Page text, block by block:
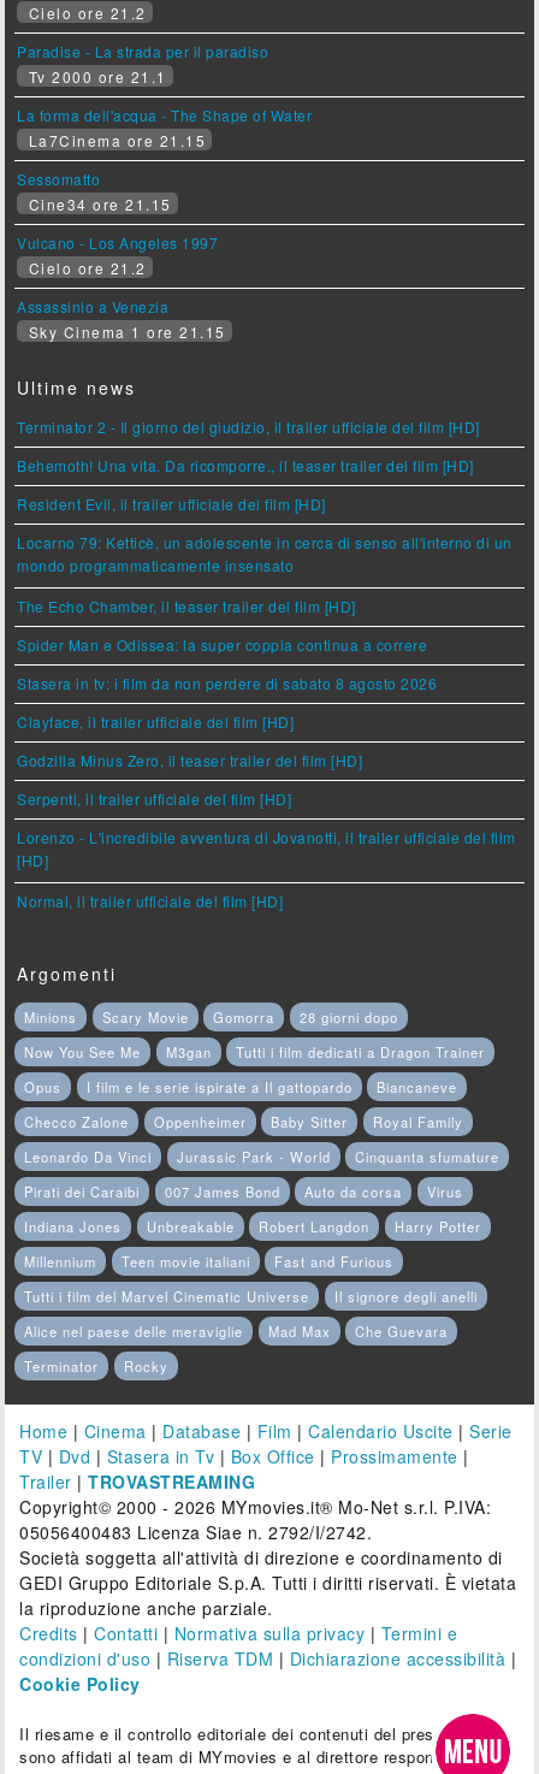
Cielo ore 21.2
Paradise - La strada per il paradiso
Tv 2000 ore 21.1
La forma dell'acqua - The Shape of Water
La7Cinema ore 21.15
Sessomatto
Cine34 ore 21.15
Vulcano - Los Angeles 1997
Cielo ore 21.2
Assassinio a Venezia
Sky Cinema 1 ore 21.15
Ultime news
Terminator 2 - Il giorno del giudizio, il trailer ufficiale del film [HD]
Behemoth! Una vita. Da ricomporre., il teaser trailer del film [HD]
Resident Evil, il trailer ufficiale del film [HD]
Locarno 79: Ketticè, un adolescente in cerca di senso all'interno di un
mondo programmaticamente insensato
The Echo Chamber, il teaser trailer del film [HD]
Spider Man e Odissea: la super coppia continua a correre
Stasera in tv: i film da non perdere di sabato 8 agosto 2026
Clayface, il trailer ufficiale del film [HD]
Godzilla Minus Zero, il teaser trailer del film [HD]
Serpenti, il trailer ufficiale del film [HD]
Lorenzo - L'incredibile avventura di Jovanotti, il trailer ufficiale del film
[HD]
Normal, il trailer ufficiale del film [HD]
Argomenti
Minions Scary Movie Gomorra
28 giorni dopo
Now You See Me
M3gan
Tutti i film dedicati a Dragon Trainer
Opus
I film e le serie ispirate a Il gattopardo
Biancaneve
Checco Zalone
Oppenheimer Baby Sitter
Royal Family
Leonardo Da Vinci
Jurassic Park - World
Cinquanta sfumature
Pirati dei Caraibi
007 James Bond Auto da corsa
Virus
Indiana Jones
Unbreakable Robert Langdon
Harry Potter
Millennium
Teen movie italiani
Fast and Furious
Tutti i film del Marvel Cinematic Universe
Il signore degli anelli
Alice nel paese delle meraviglie
Mad Max
Che Guevara
Terminator
Rocky
Home | Cinema | Database | Film |Calendario Uscite |Serie
TV | Dvd | Stasera in Tv | Box Office | Prossimamente |
Trailer |TROVASTREAMING
Copyright© 2000 - 2026 MYmovies.it® Mo-Net s.r.l. P.IVA:
05056400483 Licenza Siae n. 2792/I/2742.
Società soggetta all'attività di direzione e coordinamento di
GEDI Gruppo Editoriale S.p.A. Tutti i diritti riservati. È vietata
la riproduzione anche parziale.
Credits |Contatti | Normativa sulla privacy | Termini e
condizioni d'uso | Riserva TDM | Dichiarazione accessibilità |
Cookie Policy
Il riesame e il controllo editoriale dei contenuti del presente sito
sono affidati al team di MYmovies e al direttore responsabile.